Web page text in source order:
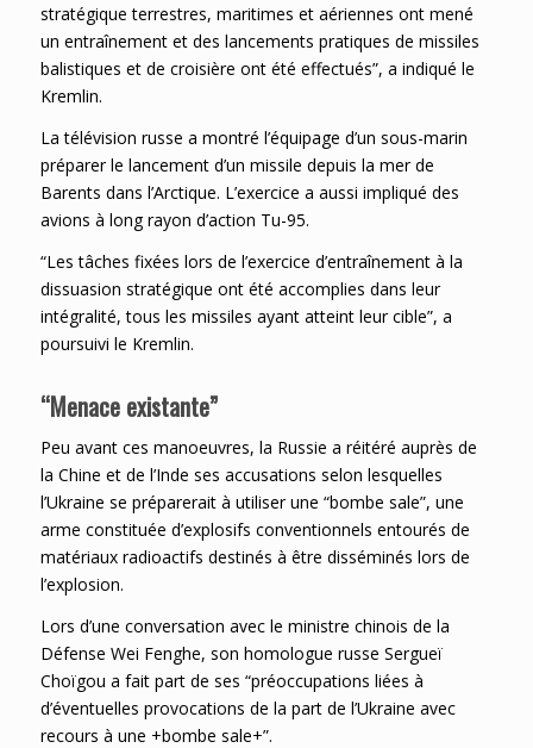
stratégique terrestres, maritimes et aériennes ont mené
un entraînement et des lancements pratiques de missiles
balistiques et de croisière ont été effectués”, a indiqué le
Kremlin.
La télévision russe a montré l’équipage d’un sous-marin
préparer le lancement d’un missile depuis la mer de
Barents dans l’Arctique. L’exercice a aussi impliqué des
avions à long rayon d’action Tu-95.
“Les tâches fixées lors de l’exercice d’entraînement à la
dissuasion stratégique ont été accomplies dans leur
intégralité, tous les missiles ayant atteint leur cible”, a
poursuivi le Kremlin.
“Menace existante”
Peu avant ces manoeuvres, la Russie a réitéré auprès de
la Chine et de l’Inde ses accusations selon lesquelles
l’Ukraine se préparerait à utiliser une “bombe sale”, une
arme constituée d’explosifs conventionnels entourés de
matériaux radioactifs destinés à être disséminés lors de
l’explosion.
Lors d’une conversation avec le ministre chinois de la
Défense Wei Fenghe, son homologue russe Sergueï
Choïgou a fait part de ses “préoccupations liées à
d’éventuelles provocations de la part de l’Ukraine avec
recours à une +bombe sale+”.